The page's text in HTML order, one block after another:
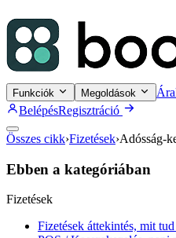
Funkciók Megoldások
BelépésRegisztráció
Összes cikk›Fizetések›Adósság-
Ebben a kategóriában
Fizetések
Fizetések áttekintés, mit